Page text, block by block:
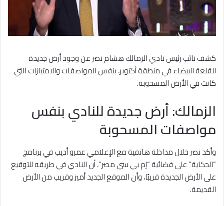
كشف نائب رئيس نادي الزمالك هشام نصر عن وجود أرض جديدة
للقلعة البيضاء في منطقة أكتوبر، بنفس المواصفات والامتيازات التي
كانت في الأرض المسحوبة.
الزمالك: أرض جديدة للنادي بنفس
مواصفات المسحوبة
وأكد نصر خلال مداخلة هاتفية مع الإعلامي عمرو أديب في برنامج
“الحكاية” على فضائية “إم بي سي مصر”، أن النادي في طريقه للتوقيع
على الأرض الجديدة قريبًا، وأن الموقع الجديد أميز وقريب من الأرض
القديمة.